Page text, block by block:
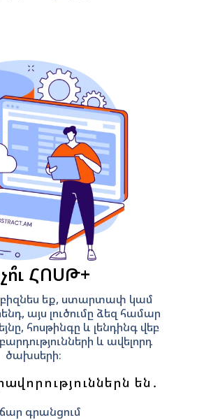
ՀՈՍԹ+
բիզնես եք, ստարտափ կամ
այս լուծումը ձեզ համար
հոսթինգը և լենդինգ վեբ
և ավելորդ
ծախսերի։
են․
գրանցում